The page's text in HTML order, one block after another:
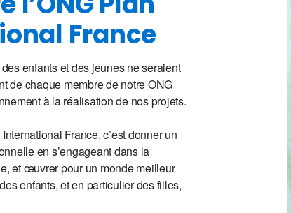
France
enfants et des jeunes ne seraient
de chaque membre de notre ONG
à la réalisation de nos projets.
France, c’est donner un
en s’engageant dans la
et œuvrer pour un monde meilleur
enfants, et en particulier des filles,